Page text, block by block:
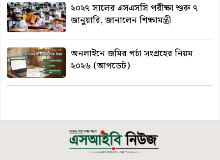
২০২৭ সালের এসএসসি পরীক্ষা শুরু ৭
জানুয়ারি, জানালেন শিক্ষামন্ত্রী
অনলাইনে জমির পর্চা সংগ্রহের নিয়ম
২০২৬ (আপডেট)